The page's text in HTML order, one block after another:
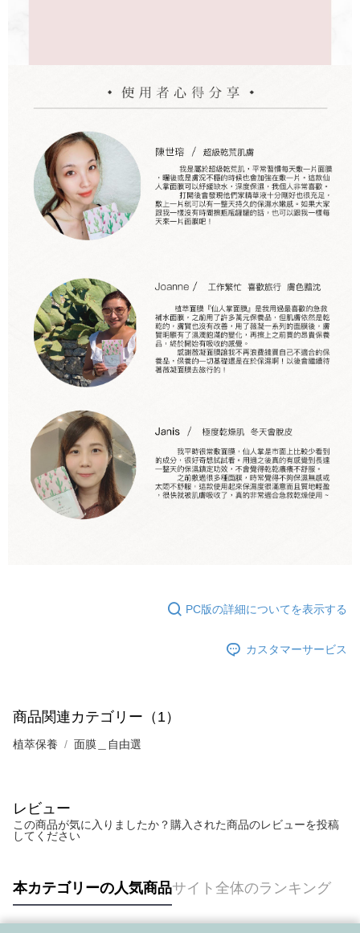
PC版の詳細についてを表示する
カスタマーサービス
商品関連カテゴリー（1）
植萃保養 面膜＿自由選
レビュー
この商品が気に入りましたか？購入された商品のレビューを投稿
してください
本カテゴリーの人気商品サイト全体のランキング